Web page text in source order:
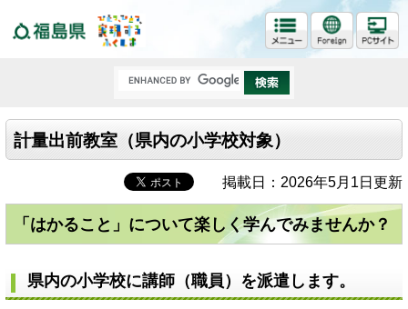
計量出前教室（県内の小学校対象）
掲載日：2026年5月1日更新
「はかること」について楽しく学んでみませんか？
県内の小学校に講師（職員）を派遣します。